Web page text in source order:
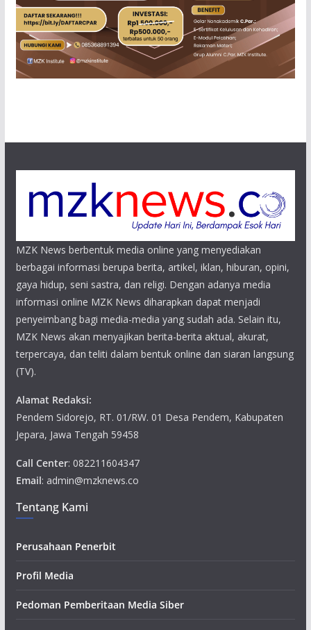
MZK News berbentuk media online yang menyediakan
berbagai informasi berupa berita, artikel, iklan, hiburan, opini,
gaya hidup, seni sastra, dan religi. Dengan adanya media
informasi online MZK News diharapkan dapat menjadi
penyeimbang bagi media-media yang sudah ada. Selain itu,
MZK News akan menyajikan berita-berita aktual, akurat,
terpercaya, dan teliti dalam bentuk online dan siaran langsung
(TV).
Alamat Redaksi:
Pendem Sidorejo, RT. 01/RW. 01 Desa Pendem, Kabupaten
Jepara, Jawa Tengah 59458
Call Center: 082211604347
Email: admin@mzknews.co
Tentang Kami
Perusahaan Penerbit
Profil Media
Pedoman Pemberitaan Media Siber